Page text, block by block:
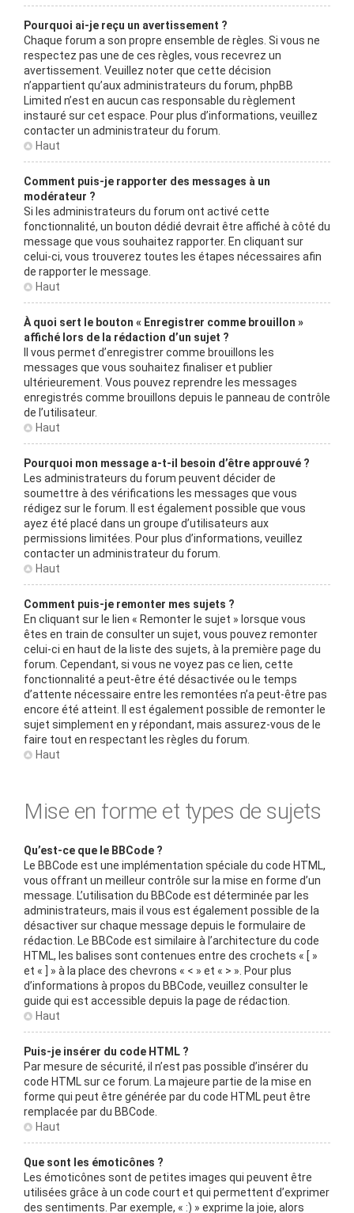
Pourquoi ai-je reçu un avertissement ?
Chaque forum a son propre ensemble de règles. Si vous ne
respectez pas une de ces règles, vous recevrez un
avertissement. Veuillez noter que cette décision
n’appartient qu’aux administrateurs du forum, phpBB
Limited n’est en aucun cas responsable du règlement
instauré sur cet espace. Pour plus d’informations, veuillez
contacter un administrateur du forum.
Haut
Comment puis-je rapporter des messages à un
modérateur ?
Si les administrateurs du forum ont activé cette
fonctionnalité, un bouton dédié devrait être affiché à côté du
message que vous souhaitez rapporter. En cliquant sur
celui-ci, vous trouverez toutes les étapes nécessaires afin
de rapporter le message.
Haut
À quoi sert le bouton « Enregistrer comme brouillon »
affiché lors de la rédaction d’un sujet ?
Il vous permet d’enregistrer comme brouillons les
messages que vous souhaitez finaliser et publier
ultérieurement. Vous pouvez reprendre les messages
enregistrés comme brouillons depuis le panneau de contrôle
de l’utilisateur.
Haut
Pourquoi mon message a-t-il besoin d’être approuvé ?
Les administrateurs du forum peuvent décider de
soumettre à des vérifications les messages que vous
rédigez sur le forum. Il est également possible que vous
ayez été placé dans un groupe d’utilisateurs aux
permissions limitées. Pour plus d’informations, veuillez
contacter un administrateur du forum.
Haut
Comment puis-je remonter mes sujets ?
En cliquant sur le lien « Remonter le sujet » lorsque vous
êtes en train de consulter un sujet, vous pouvez remonter
celui-ci en haut de la liste des sujets, à la première page du
forum. Cependant, si vous ne voyez pas ce lien, cette
fonctionnalité a peut-être été désactivée ou le temps
d’attente nécessaire entre les remontées n’a peut-être pas
encore été atteint. Il est également possible de remonter le
sujet simplement en y répondant, mais assurez-vous de le
faire tout en respectant les règles du forum.
Haut
Mise en forme et types de sujets
Qu’est-ce que le BBCode ?
Le BBCode est une implémentation spéciale du code HTML,
vous offrant un meilleur contrôle sur la mise en forme d’un
message. L’utilisation du BBCode est déterminée par les
administrateurs, mais il vous est également possible de la
désactiver sur chaque message depuis le formulaire de
rédaction. Le BBCode est similaire à l’architecture du code
HTML, les balises sont contenues entre des crochets « [ »
et « ] » à la place des chevrons « < » et « > ». Pour plus
d’informations à propos du BBCode, veuillez consulter le
guide qui est accessible depuis la page de rédaction.
Haut
Puis-je insérer du code HTML ?
Par mesure de sécurité, il n’est pas possible d’insérer du
code HTML sur ce forum. La majeure partie de la mise en
forme qui peut être générée par du code HTML peut être
remplacée par du BBCode.
Haut
Que sont les émoticônes ?
Les émoticônes sont de petites images qui peuvent être
utilisées grâce à un code court et qui permettent d’exprimer
des sentiments. Par exemple, « :) » exprime la joie, alors